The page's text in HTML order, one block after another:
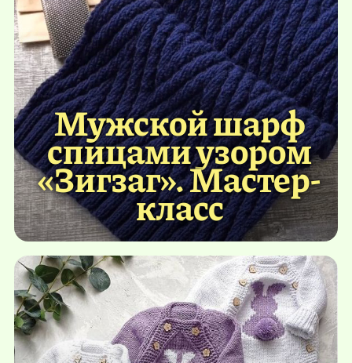
Мужской шарф
спицами узором
«Зигзаг». Мастер-
класс